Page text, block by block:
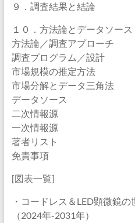
９．調査結果と結論
１０．方法論とデータソース
方法論／調査アプローチ
調査プログラム／設計
市場規模の推定方法
市場分解とデータ三角法
データソース
二次情報源
一次情報源
著者リスト
免責事項
[図表一覧]
・コードレス＆LED顕微鏡
（2024年-2031年）